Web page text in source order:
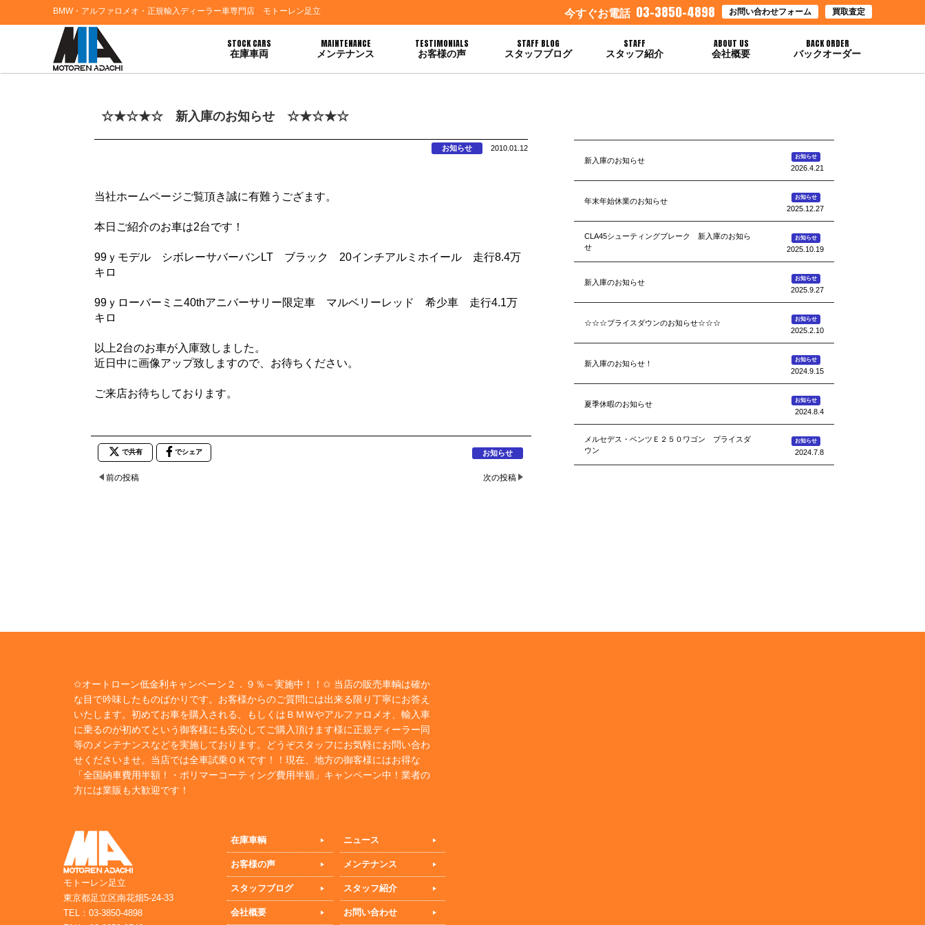
BMW・アルファロメオ・正規輸入ディーラー車専門店 モトーレン足立 今すぐお電話 03-3850-4898 お問い合わせフォーム 買取査定
STOCK CARS
在庫車両
MAINTENANCE
メンテナンス
TESTIMONIALS
お客様の声
STAFF BLOG
スタッフブログ
STAFF
スタッフ紹介
ABOUT US
会社概要
BACK ORDER
バックオーダー
HOME>お知らせ > ☆★☆★☆ 新入庫のお知らせ ☆★☆★☆
☆★☆★☆ 新入庫のお知らせ ☆★☆★☆
お知らせ 2010.01.12
当社ホームページご覧頂き誠に有難うござます。
本日ご紹介のお車は2台です！
99ｙモデル シボレーサバーバンLT ブラック 20インチアルミホイール 走行8.4万
キロ
99ｙローバーミニ40thアニバーサリー限定車 マルベリーレッド 希少車 走行4.1万
キロ
以上2台のお車が入庫致しました。
近日中に画像アップ致しますので、お待ちください。
ご来店お待ちしております。
で共有 でシェア お知らせ
前の投稿 次の投稿
新入庫のお知らせ お知らせ
2026.4.21
年末年始休業のお知らせ お知らせ
2025.12.27
CLA45シューティングブレーク 新入庫のお知ら
せ
お知らせ
2025.10.19
新入庫のお知らせ お知らせ
2025.9.27
☆☆☆プライスダウンのお知らせ☆☆☆ お知らせ
2025.2.10
新入庫のお知らせ！ お知らせ
2024.9.15
夏季休暇のお知らせ お知らせ
2024.8.4
メルセデス・ベンツＥ２５０ワゴン プライスダ
ウン
お知らせ
2024.7.8
✩オートローン低金利キャンペーン２．９％～実施中！！✩ 当店の販売車輌は確か
な目で吟味したものばかりです。お客様からのご質問には出来る限り丁寧にお答え
いたします。初めてお車を購入される、もしくはＢＭＷやアルファロメオ、輸入車
に乗るのが初めてという御客様にも安心してご購入頂けます様に正規ディーラー同
等のメンテナンスなどを実施しております。どうぞスタッフにお気軽にお問い合わ
せくださいませ。当店では全車試乗ＯＫです！！現在、地方の御客様にはお得な
「全国納車費用半額！・ポリマーコーティング費用半額」キャンペーン中！業者の
方には業販も大歓迎です！
モトーレン足立
東京都足立区南花畑5-24-33
TEL：03-3850-4898
在庫車輌 ニュース
お客様の声 メンテナンス
スタッフブログ スタッフ紹介
会社概要 お問い合わせ